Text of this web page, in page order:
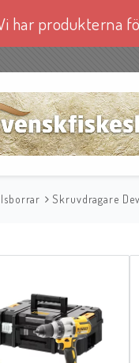
har produkterna
Isborrar Skruvdragare